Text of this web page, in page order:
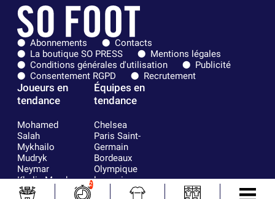
Abonnements
Contacts
La boutique SO PRESS
Mentions légales
Conditions générales d'utilisation
Publicité
Consentement RGPD
Recrutement
Joueurs en
tendance
Mohamed
Salah
Mykhailo
Mudryk
Neymar
Khalis Merah
Loïs Openda
Équipes en
tendance
Chelsea
Paris Saint-
Germain
Bordeaux
Olympique
lyonnais
2